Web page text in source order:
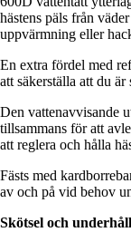
hästens päls från
uppvärmning eller
En extra fördel med
att säkerställa att du
Den vattenavvisande
tillsammans för att
att reglera och hålla
Fästs med
av och på vid behov
Skötsel och underhåll